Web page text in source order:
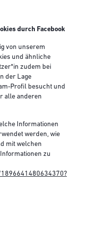
durch Facebook
von unserem
und ähnliche
zudem bei
der Lage
Profil besucht und
alle anderen
Informationen
werden, wie
mit welchen
zu